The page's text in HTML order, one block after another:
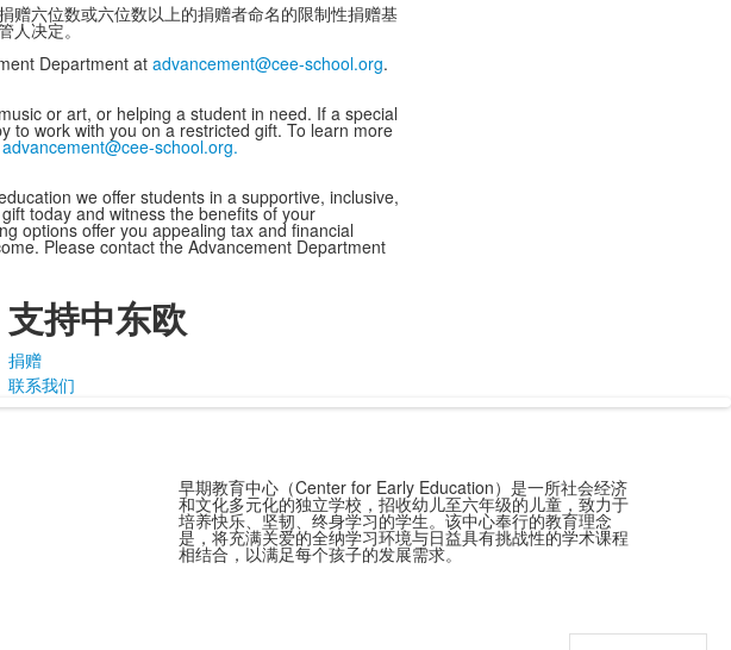
赠六位数或六位数以上的捐赠者命名的限制性捐赠基
人决定。
Department at advancement@cee-school.org.
or art, or helping a student in need. If a special
to work with you on a restricted gift. To learn more
advancement@cee-school.org.
we offer students in a supportive, inclusive,
today and witness the benefits of your
options offer you appealing tax and financial
Please contact the Advancement Department
支持中东欧
捐赠
联系我们
早期教育中心（Center for Early Education）是一所社会经济
和文化多元化的独立学校，招收幼儿至六年级的儿童，致力于
培养快乐、坚韧、终身学习的学生。该中心奉行的教育理念
是，将充满关爱的全纳学习环境与日益具有挑战性的学术课程
相结合，以满足每个孩子的发展需求。